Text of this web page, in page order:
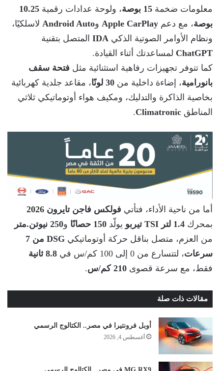
معلومات ضخمة 15 بوصة ، ولوحة عدادات رقمية 10.25
بوصة، مع دعم Apple CarPlay وAndroid Auto لاسلكيًا،
ونظام الأوامر الصوتية الذكي IDA المتصل بتقنية
ChatGPT لمساعدتك أثناء القيادة.
كما تتوفر تجهيزات رفاهية استثنائية مثل فتحة سقف
بانورامية، إضاءة داخلية من 30 لونًا
، مقاعد جلدية كهربائية
بخاصية الذاكرة والتدليك، ومكيف هواء أوتوماتيكي ثلاثي
المناطق Climatronic
.
أما من ناحية الأداء، فتأتي فولكس فاجن تايرون 2026
بمحرك 1.4 لتر TSI تيربو يولّد 150 حصانًا و250 نيوتن.متر
من العزم، متصل بناقل حركة أوتوماتيكي
DSG من 7
سرعات، لتتسارع من 0 إلى 100 كم/س في
8.8 ثانية
فقط، مع سرعة قصوى 210 كم/س .
مقالات ذات صلة
أوبل فرونتيرا في مصر.. الكتالوج الرسمي
أغسطس 4, 2026